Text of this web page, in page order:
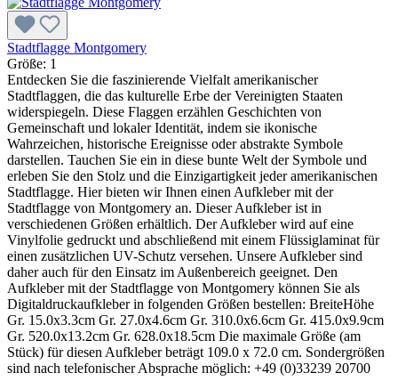
Stadtflagge Montgomery
Größe: 1
Entdecken Sie die faszinierende Vielfalt amerikanischer
Stadtflaggen, die das kulturelle Erbe der Vereinigten Staaten
widerspiegeln. Diese Flaggen erzählen Geschichten von
Gemeinschaft und lokaler Identität, indem sie ikonische
Wahrzeichen, historische Ereignisse oder abstrakte Symbole
darstellen. Tauchen Sie ein in diese bunte Welt der Symbole und
erleben Sie den Stolz und die Einzigartigkeit jeder amerikanischen
Stadtflagge. Hier bieten wir Ihnen einen Aufkleber mit der
Stadtflagge von Montgomery an. Dieser Aufkleber ist in
verschiedenen Größen erhältlich. Der Aufkleber wird auf eine
Vinylfolie gedruckt und abschließend mit einem Flüssiglaminat für
einen zusätzlichen UV-Schutz versehen. Unsere Aufkleber sind
daher auch für den Einsatz im Außenbereich geeignet. Den
Aufkleber mit der Stadtflagge von Montgomery können Sie als
Digitaldruckaufkleber in folgenden Größen bestellen: BreiteHöhe
Gr. 15.0x3.3cm Gr. 27.0x4.6cm Gr. 310.0x6.6cm Gr. 415.0x9.9cm
Gr. 520.0x13.2cm Gr. 628.0x18.5cm Die maximale Größe (am
Stück) für diesen Aufkleber beträgt 109.0 x 72.0 cm. Sondergrößen
sind nach telefonischer Absprache möglich: +49 (0)33239 20700